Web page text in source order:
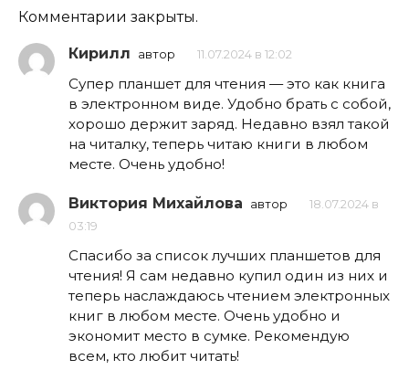
Комментарии закрыты.
Кирилл автор 11.07.2024 в 12:02
Супер планшет для чтения — это как книга
в электронном виде. Удобно брать с собой,
хорошо держит заряд. Недавно взял такой
на читалку, теперь читаю книги в любом
месте. Очень удобно!
Виктория Михайлова автор
18.07.2024 в
03:19
Спасибо за список лучших планшетов для
чтения! Я сам недавно купил один из них и
теперь наслаждаюсь чтением электронных
книг в любом месте. Очень удобно и
экономит место в сумке. Рекомендую
всем, кто любит читать!